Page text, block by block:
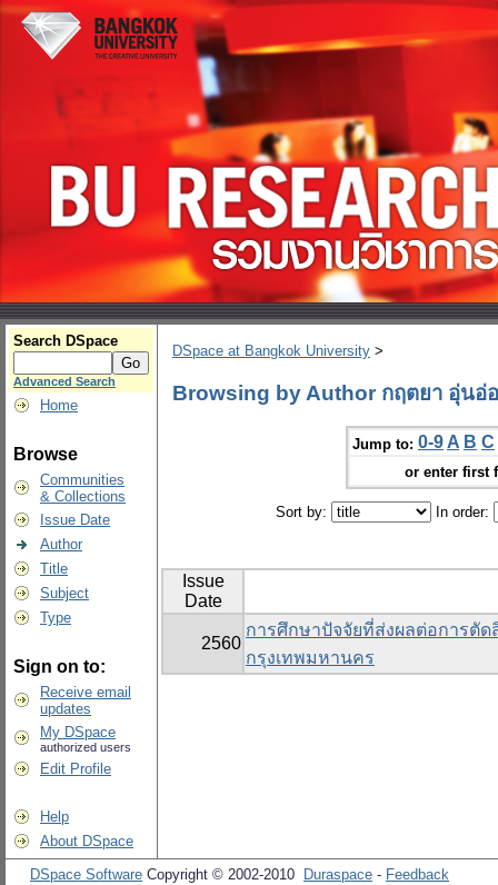
Search DSpace
Advanced Search
Home
Browse
Communities
& Collections
Issue Date
Author
Title
Subject
Type
Sign on to:
Receive email
updates
My DSpace
authorized users
Edit Profile
Help
About DSpace
DSpace at Bangkok University >
Browsing by Author กฤตยา อุ่นอ่
Jump to: 0-9 A B C
or enter first
Sort by: In order:
Issue
Date
2560
การศึกษาปัจจัยที่ส่งผลต่อการตั
กรุงเทพมหานคร
DSpace Software Copyright © 2002-2010 Duraspace - Feedback